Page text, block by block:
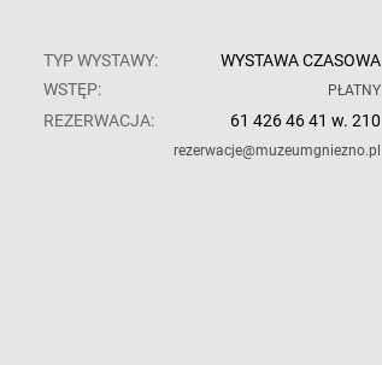
TYP WYSTAWY:
WYSTAWA CZASOWA
WSTĘP:
PŁATNY
REZERWACJA: 61 426 46 41 w. 210
rezerwacje@muzeumgniezno.pl